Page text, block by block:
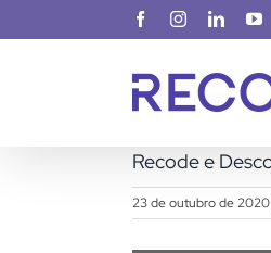
para
FacebookInstagram
Recode e
23 de outubro de 2020